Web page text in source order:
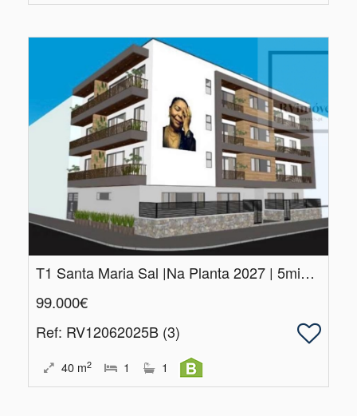
T1 Santa Maria Sal |Na Planta 2027 | 5min Praia + AL Autorizado
99.000€
Ref: RV12062025B (3)
40 m2 1 1